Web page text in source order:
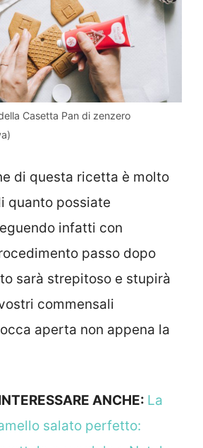
Casetta Pan di zenzero
di questa ricetta è molto
quanto possiate
infatti con
passo dopo
sarà strepitoso e stupirà
commensali
aperta non appena la
ANCHE: La
salato perfetto: